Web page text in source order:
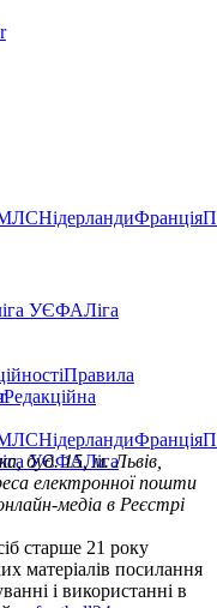
НідерландиФранція
УЄФАЛіга
Правила
Редакційна
НідерландиФранція
УЄФАЛіга
буд. 15, м. Львів,
електронної пошти
медіа в Реєстрі
старше 21 року
матеріалів посилання
і використанні в